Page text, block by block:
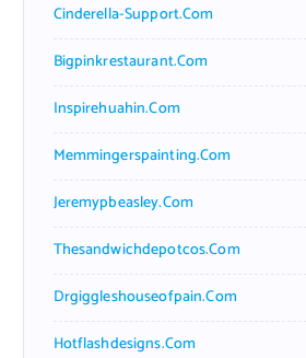
Cinderella-Support.com
Bigpinkrestaurant.com
Inspirehuahin.com
Memmingerspainting.com
Jeremypbeasley.com
Thesandwichdepotcos.com
Drgiggleshouseofpain.com
Hotflashdesigns.com